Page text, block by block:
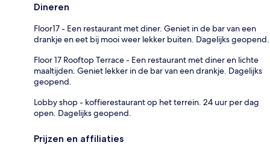
Dineren
Floor17 - Een restaurant met diner. Geniet in de bar van een
drankje en eet bij mooi weer lekker buiten. Dagelijks geopend.
Floor 17 Rooftop Terrace - Een restaurant met diner en lichte
maaltijden. Geniet lekker in de bar van een drankje. Dagelijks
geopend.
Lobby shop - koffierestaurant op het terrein. 24 uur per dag
open. Dagelijks geopend.
Prijzen en affiliaties